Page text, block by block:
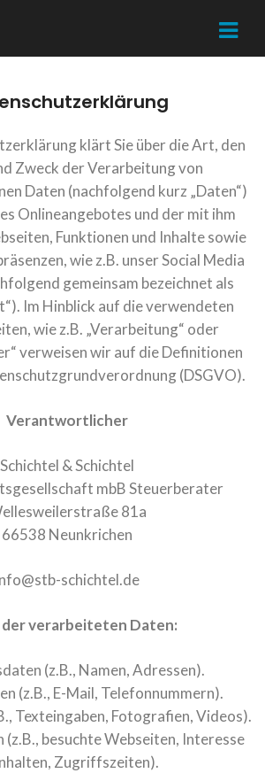
klärt Sie über die Art, den
Zweck der Verarbeitung von
Daten (nachfolgend kurz „Daten“)
Onlineangebotes und der mit ihm
Funktionen und Inhalte sowie
wie z.B. unser Social Media
gemeinsam bezeichnet als
Im Hinblick auf die verwendeten
wie z.B. „Verarbeitung“ oder
verweisen wir auf die Definitionen
(DSGVO).
Verantwortlicher
Schichtel & Schichtel
mbB Steuerberater
81a
66538 Neunkrichen
schichtel.de
verarbeiteten Daten:
(z.B., Namen, Adressen).
(z.B., E-Mail, Telefonnummern).
Texteingaben, Fotografien, Videos).
(z.B., besuchte Webseiten, Interesse
Zugriffszeiten).